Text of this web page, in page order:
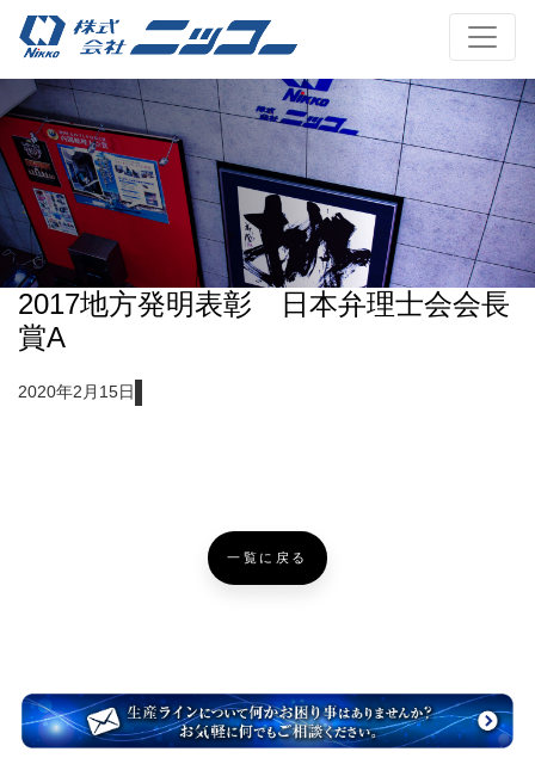
2017地方発明表彰 日本弁理士会会長
賞A
2020年2月15日
一覧に戻る